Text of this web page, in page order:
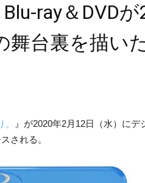
ray＆DVD
舞台裏を描い
』が2020年2月12日（水）にデ
される。